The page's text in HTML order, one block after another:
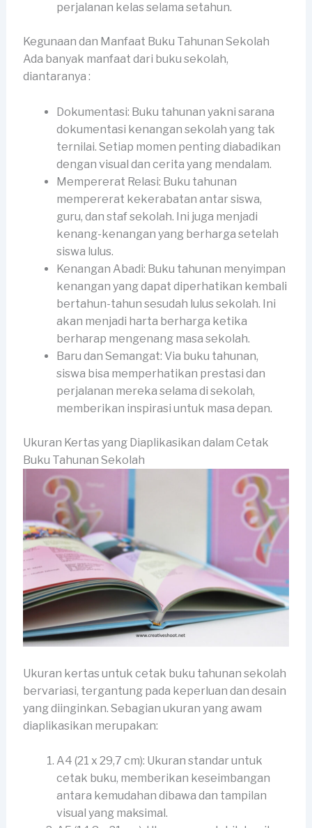
perjalanan kelas selama setahun.
Kegunaan dan Manfaat Buku Tahunan Sekolah
Ada banyak manfaat dari buku sekolah,
diantaranya :
Dokumentasi: Buku tahunan yakni sarana
dokumentasi kenangan sekolah yang tak
ternilai. Setiap momen penting diabadikan
dengan visual dan cerita yang mendalam.
Mempererat Relasi: Buku tahunan
mempererat kekerabatan antar siswa,
guru, dan staf sekolah. Ini juga menjadi
kenang-kenangan yang berharga setelah
siswa lulus.
Kenangan Abadi: Buku tahunan menyimpan
kenangan yang dapat diperhatikan kembali
bertahun-tahun sesudah lulus sekolah. Ini
akan menjadi harta berharga ketika
berharap mengenang masa sekolah.
Baru dan Semangat: Via buku tahunan,
siswa bisa memperhatikan prestasi dan
perjalanan mereka selama di sekolah,
memberikan inspirasi untuk masa depan.
Ukuran Kertas yang Diaplikasikan dalam Cetak
Buku Tahunan Sekolah
Ukuran kertas untuk cetak buku tahunan sekolah
bervariasi, tergantung pada keperluan dan desain
yang diinginkan. Sebagian ukuran yang awam
diaplikasikan merupakan:
A4 (21 x 29,7 cm): Ukuran standar untuk
cetak buku, memberikan keseimbangan
antara kemudahan dibawa dan tampilan
visual yang maksimal.